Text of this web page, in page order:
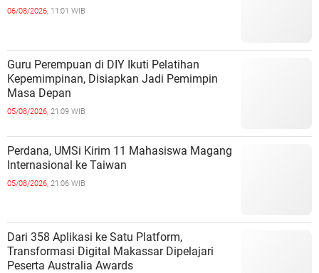
06/08/2026, 11:01 WIB
Guru Perempuan di DIY Ikuti Pelatihan
Kepemimpinan, Disiapkan Jadi Pemimpin
Masa Depan
05/08/2026, 21:09 WIB
Perdana, UMSi Kirim 11 Mahasiswa Magang
Internasional ke Taiwan
05/08/2026, 21:06 WIB
Dari 358 Aplikasi ke Satu Platform,
Transformasi Digital Makassar Dipelajari
Peserta Australia Awards